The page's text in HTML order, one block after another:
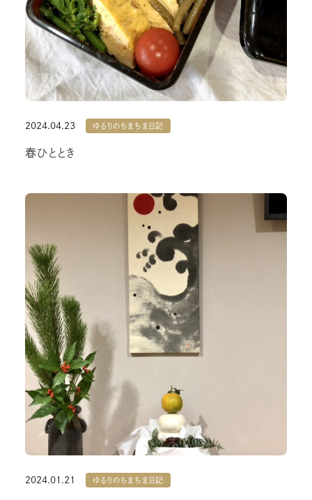
2024.04.23 ゆるりのちまちま日記
春ひととき
2024.01.21 ゆるりのちまちま日記